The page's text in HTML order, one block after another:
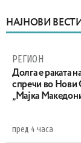
НАЈНОВИ ВЕСТИ
РЕГИОН
Долга е раката
спречи во Нови
„Мајка
пред 4 часа